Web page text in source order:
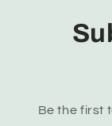
Be the first